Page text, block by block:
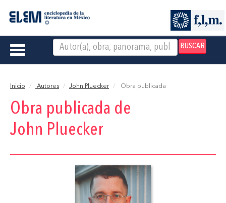
BUSCAR
Toggle
Inicio Autores John Pluecker Obra publicada
Obra publicada de
John Pluecker